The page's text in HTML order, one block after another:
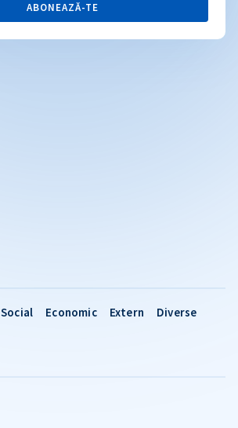
Social Economic Extern Diverse
ABONEAZĂ-TE